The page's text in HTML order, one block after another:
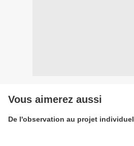
Vous aimerez aussi
De l'observation au projet individuel